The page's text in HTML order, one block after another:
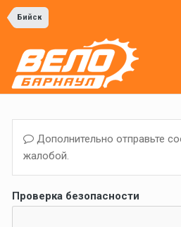
Бийск
Дополнительно отправьте
жалобой.
Проверка безопасности